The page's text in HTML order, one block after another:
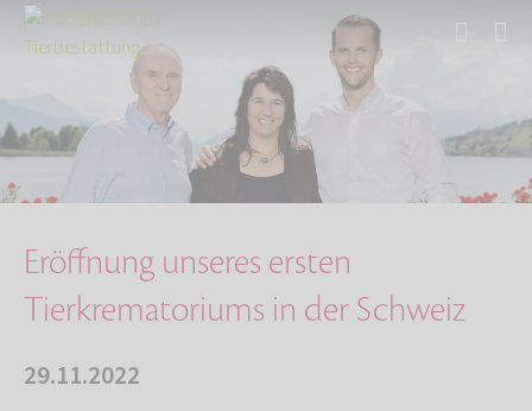
Über uns
Aktuelles
Eröffnung unseres ersten Tierkrematoriums in …
Eröffnung unseres ersten
Tierkrematoriums in der Schweiz
29.11.2022